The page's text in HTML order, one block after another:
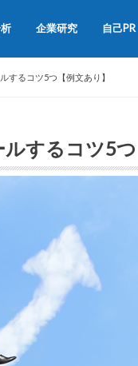
企業研究
会社説明会
OB訪問
自己PR
自己
自己
するコツ5つ【例文あり】
するコツ5つ